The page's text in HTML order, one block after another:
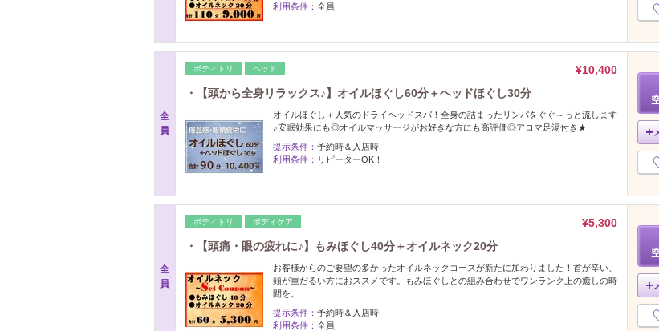
利用条件： 全員
全
員
ボディトリ ヘッド
¥10,400
・【頭から全身リラックス♪】オイルほぐし60分＋ヘッドほぐし30分
オイルほぐし＋人気のドライヘッドスパ！全身の詰まったリンパをぐぐ～っと流します
♪安眠効果にも◎オイルマッサージがお好きな方にも高評価◎アロマ足湯付き★
提示条件： 予約時＆入店時
利用条件： リピーターOK！
全
員
ボディトリ ボディケア
¥5,300
・【頭痛・眼の疲れに♪】もみほぐし40分＋オイルネック20分
お客様からのご要望の多かったオイルネックコースが新たに加わりました！首が辛い、
頭が重だるい方におススメです。もみほぐしとの組み合わせでワンランク上の癒しの時
間を。
提示条件： 予約時＆入店時
利用条件： 全員